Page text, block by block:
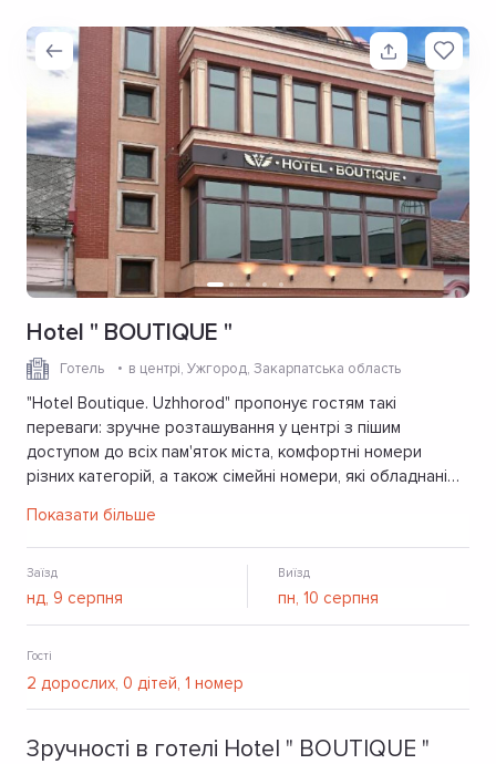
Hotel " BOUTIQUE "
Готель в центрі, Ужгород, Закарпатська область
"Hotel Boutique. Uzhhorod" пропонує гостям такі
переваги: зручне розташування у центрі з пішим
доступом до всіх пам'яток міста, комфортні номери
різних категорій, а також сімейні номери, які обладнані
Fi. На території готелю можна залишии автомобіль на
спеціально обладнаній парковці.
Показати більше
Заїзд Виїзд
Гості
Зручності в готелі Hotel " BOUTIQUE "